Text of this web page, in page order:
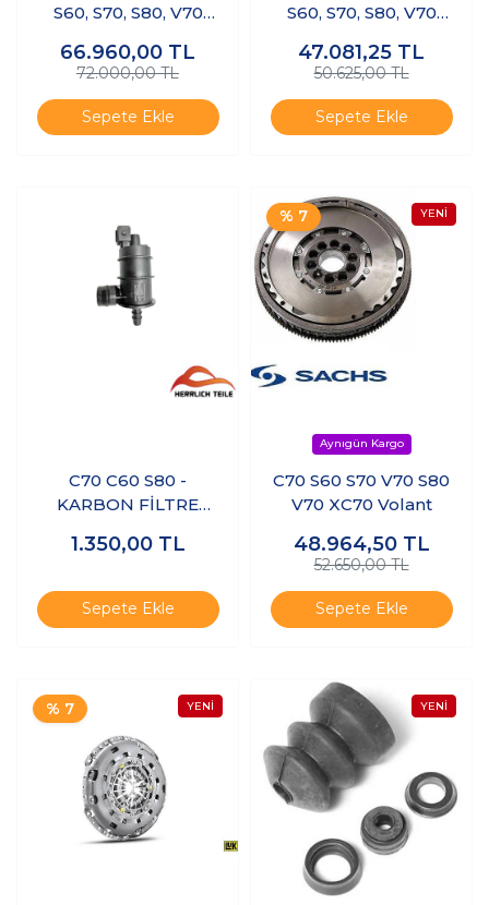
S60, S70, S80, V70
SET+VOLANT+BİLYA
66.960,00 TL
72.000,00 TL
Sepete Ekle
S60, S70, S80, V70
47.081,25 TL
50.625,00 TL
Sepete Ekle
C70 C60 S80 -
KARBON FİLTRE
1.350,00 TL
Sepete Ekle
% 7
C70 S60 S70 V70 S80
V70 XC70 Volant
48.964,50 TL
52.650,00 TL
Sepete Ekle
% 7